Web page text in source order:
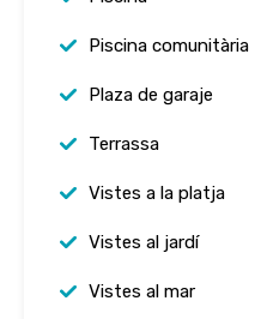
Piscina comunitària
Plaza de garaje
Terrassa
Vistes a la platja
Vistes al jardí
Vistes al mar